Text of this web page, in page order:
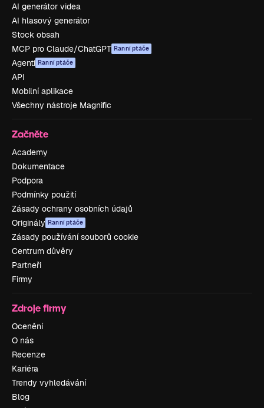
AI generátor videa
AI hlasový generátor
Stock obsah
MCP pro Claude/ChatGPT Ranní ptáče
Agenti Ranní ptáče
API
Mobilní aplikace
Všechny nástroje Magnific
Začněte
Academy
Dokumentace
Podpora
Podmínky použití
Zásady ochrany osobních údajů
Originály Ranní ptáče
Zásady používání souborů cookie
Centrum důvěry
Partneři
Firmy
Zdroje firmy
Ocenění
O nás
Recenze
Kariéra
Trendy vyhledávání
Blog